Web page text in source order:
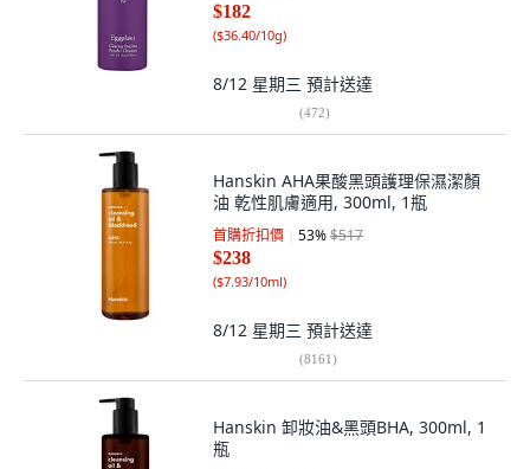
$182
($36.40/10g)
8/12 星期三 預計送達
(472)
Hanskin AHA果酸黑頭護理保濕潔顏
油 乾性肌膚適用, 300ml, 1瓶
首購折扣價 53%$517
$238
($7.93/10ml)
8/12 星期三 預計送達
(8161)
Hanskin 卸妝油&黑頭BHA, 300ml, 1
瓶